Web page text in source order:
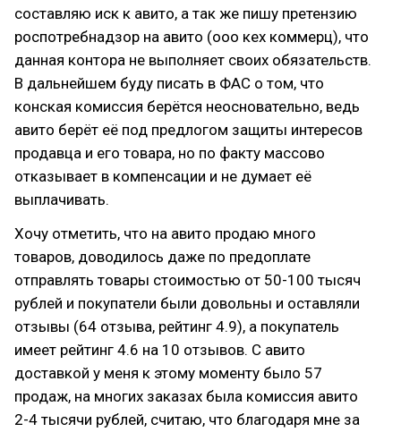
составляю иск к авито, а так же пишу претензию
роспотребнадзор на авито (ооо кех коммерц), что
данная контора не выполняет своих обязательств.
В дальнейшем буду писать в ФАС о том, что
конская комиссия берётся неосновательно, ведь
авито берёт её под предлогом защиты интересов
продавца и его товара, но по факту массово
отказывает в компенсации и не думает её
выплачивать.
Хочу отметить, что на авито продаю много
товаров, доводилось даже по предоплате
отправлять товары стоимостью от 50-100 тысяч
рублей и покупатели были довольны и оставляли
отзывы (64 отзыва, рейтинг 4.9), а покупатель
имеет рейтинг 4.6 на 10 отзывов. C авито
доставкой у меня к этому моменту было 57
продаж, на многих заказах была комиссия авито
2-4 тысячи рублей, считаю, что благодаря мне за